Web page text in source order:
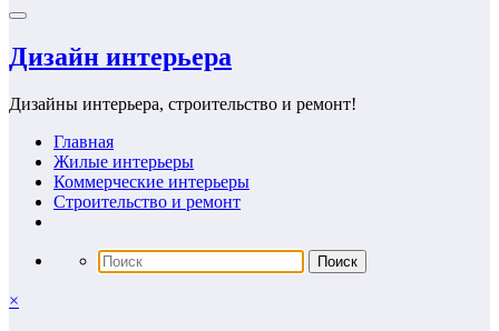
Дизайн интерьера
Дизайны интерьера, строительство и ремонт!
Главная
Жилые интерьеры
Коммерческие интерьеры
Строительство и ремонт
×